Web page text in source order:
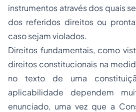
instrumentos através dos quais
dos referidos direitos ou
caso sejam violados.
Direitos fundamentais, como
direitos constitucionais na
no texto de uma
aplicabilidade dependem
enunciado, uma vez que a